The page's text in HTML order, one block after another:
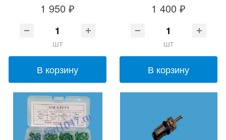
1 950 ₽
шт
В корзину
1 400 ₽
шт
В корзину